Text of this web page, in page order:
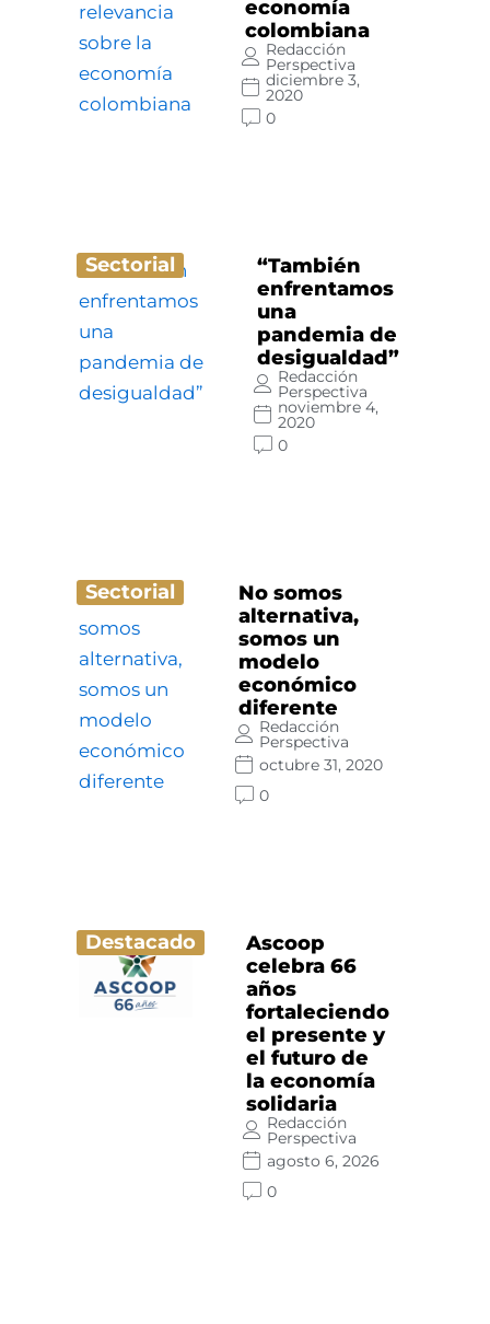
economía
colombiana
Redacción
Perspectiva
diciembre 3,
2020
0
Sectorial
“También
enfrentamos
una
pandemia de
desigualdad”
Redacción
Perspectiva
noviembre 4,
2020
0
Sectorial
No somos
alternativa,
somos un
modelo
económico
diferente
Redacción
Perspectiva
octubre 31, 2020
0
Destacado
Ascoop
celebra 66
años
fortaleciendo
el presente y
el futuro de
la economía
solidaria
Redacción
Perspectiva
agosto 6, 2026
0